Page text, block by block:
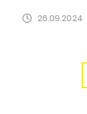
26.09.2024